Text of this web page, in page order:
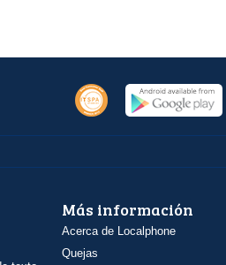
Más información
Acerca de Localphone
Quejas